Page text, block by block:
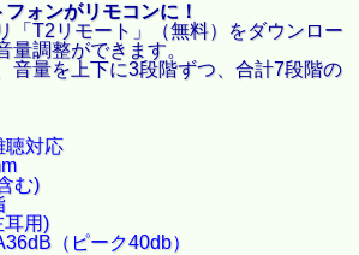
ォンがリモコンに！
「T2リモート」（無料）をダウンロー
量調整ができます。
音量を上下に3段階ずつ、合計7段階の
聴対応
む)
耳用)
（ピーク40db）